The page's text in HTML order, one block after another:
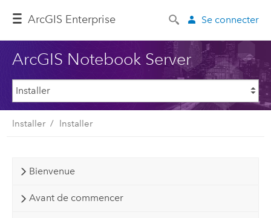
ArcGIS Enterprise Se connecter
ArcGIS Notebook Server
Installer Installer
Bienvenue
Avant de commencer